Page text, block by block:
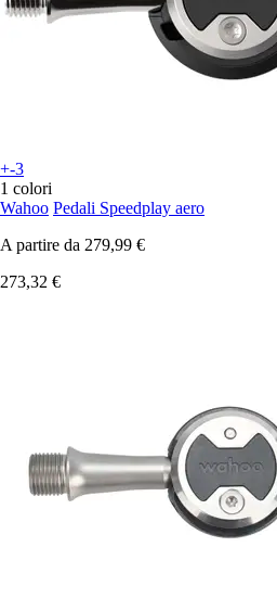
+-3
1 colori
Wahoo Pedali Speedplay aero
A partire da 279,99 €
273,32 €